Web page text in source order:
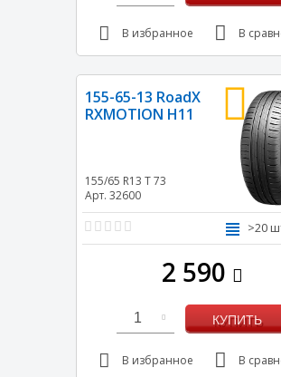
В избранное В
155-65-13 RoadX
RXMOTION H11
155/65 R13 T73
Арт. 32600
>20
2 590
1 КУПИТЬ
В избранное В